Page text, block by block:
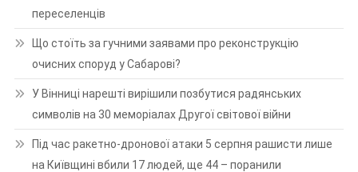
переселенців
Що стоїть за гучними заявами про реконструкцію
очисних споруд у Сабарові?
У Вінниці нарешті вирішили позбутися радянських
символів на 30 меморіалах Другої світової війни
Під час ракетно-дронової атаки 5 серпня рашисти лише
на Київщині вбили 17 людей, ще 44 – поранили